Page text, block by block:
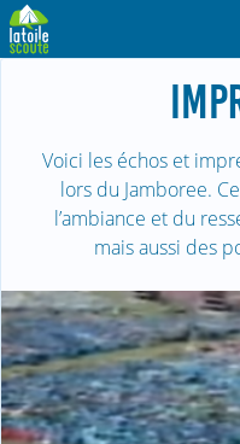
Voici les échos et
lors du Jamboree.
l’ambiance et du
mais aussi des